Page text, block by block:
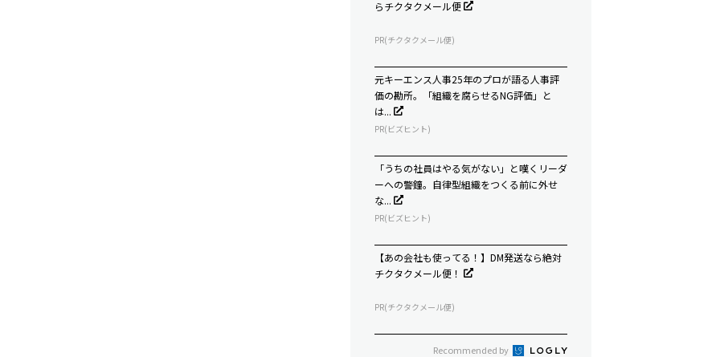
らチクタクメール便
PR(チクタクメール便)
元キーエンス人事25年のプロが語る人事評
価の勘所。「組織を腐らせるNG評価」と
は...
PR(ビズヒント)
「うちの社員はやる気がない」と嘆くリーダ
ーへの警鐘。自律型組織をつくる前に外せ
な...
PR(ビズヒント)
【あの会社も使ってる！】DM発送なら絶対
チクタクメール便！
PR(チクタクメール便)
Recommended by